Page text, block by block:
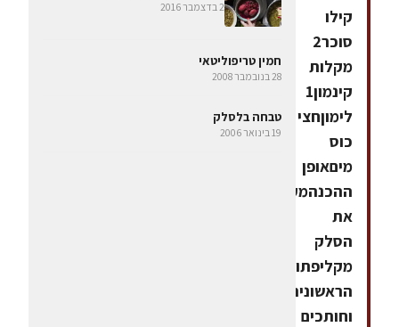
קילו
סוכר2
מקלות
קינמון1
לימוןחצי
כוס
מיםאופן
ההכנהמקלפים
את
הסלק
מקליפתו
הראשונית
וחותכים
2 בדצמבר 2016
חמין טריפוליטאי
28 בנובמבר 2008
טבחה בלסלק
19 בינואר 2006